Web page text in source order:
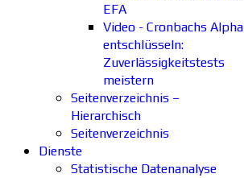
EFA
Video - Cronbachs Alpha
entschlüsseln:
Zuverlässigkeitstests
meistern
Seitenverzeichnis –
Hierarchisch
Seitenverzeichnis
Dienste
Statistische Datenanalyse